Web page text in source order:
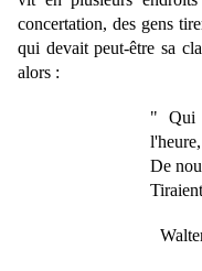
concertation, des gens
qui devait peut-être sa
alors :
" Qui
l'heure,
De